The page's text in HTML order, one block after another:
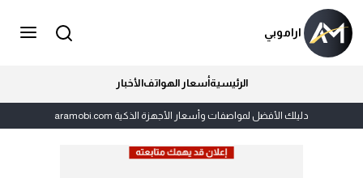
اراموبي
الرئيسيةأسعار الهواتفالأخبار
دليلك الأفضل لمواصفات وأسعار الأجهزة الذكية aramobi.com